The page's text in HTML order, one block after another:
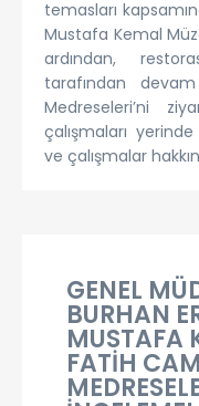
temasları
Mustafa Kemal
ardından,
tarafından
Medreseleri’ni
çalışmaları
ve çalışmalar
GENEL
BURHAN
MUSTAFA
FATİH